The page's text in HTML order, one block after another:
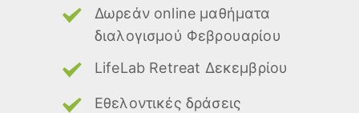
Δωρεάν online μαθήματα
διαλογισμού Φεβρουαρίου
LifeLab Retreat Δεκεμβρίου
Εθελοντικές δράσεις